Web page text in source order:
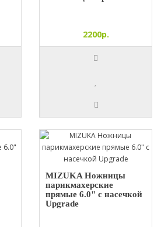
2200р.
MIZUKA Ножницы
парикмахерские
прямые 6.0" с насечкой
Upgrade